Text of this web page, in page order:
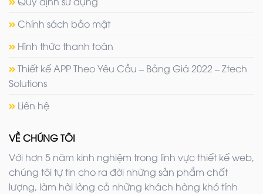
Chính sách bảo mật
Hình thức thanh toán
Thiết kế APP Theo Yêu Cầu – Bảng Giá 2022 – Ztech
Solutions
Liên hệ
VỀ CHÚNG TÔI
Với hơn 5 năm kinh nghiệm trong lĩnh vực thiết kế web,
chúng tôi tự tin cho ra đời những sản phẩm chất
lượng, làm hài lòng cả những khách hàng khó tính